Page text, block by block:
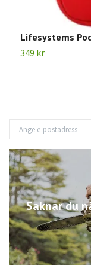
Saknar du
Lifesystems
349 kr